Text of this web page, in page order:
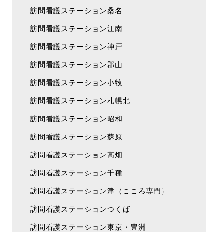
訪問看護ステーション桑名
訪問看護ステーション江南
訪問看護ステーション神戸
訪問看護ステーション郡山
訪問看護ステーション小牧
訪問看護ステーション札幌北
訪問看護ステーション昭和
訪問看護ステーション蘇原
訪問看護ステーション高畑
訪問看護ステーション千種
訪問看護ステーション津（こころ専門）
訪問看護ステーションつくば
訪問看護ステーション東京・豊洲